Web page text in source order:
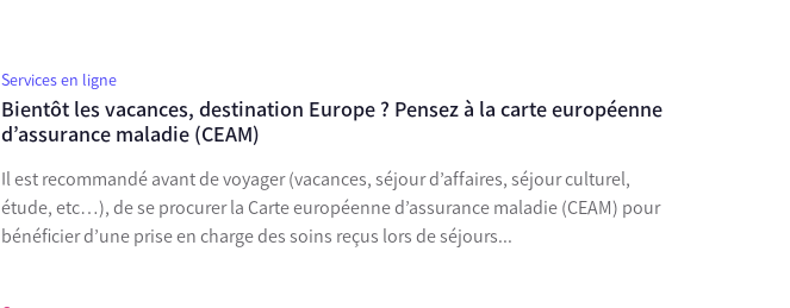
Services en ligne
Bientôt les vacances, destination Europe ? Pensez à la carte européenne
d’assurance maladie (CEAM)
Il est recommandé avant de voyager (vacances, séjour d’affaires, séjour culturel,
étude, etc…), de se procurer la Carte européenne d’assurance maladie (CEAM) pour
bénéficier d’une prise en charge des soins reçus lors de séjours...